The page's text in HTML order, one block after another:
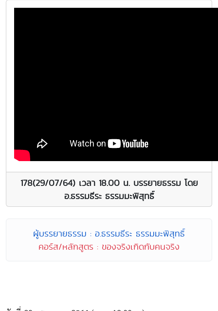
178(29/07/64) เวลา 18.00 น. บรรยายธรรม โดย
อ.ธรรมธีระ ธรรมมะพิสุทธิ์
ผู้บรรยายธรรม : อ.ธรรมธีระ ธรรมมะพิสุทธิ์
คอร์ส/หลักสูตร : ของจริงเกิดกับคนจริง